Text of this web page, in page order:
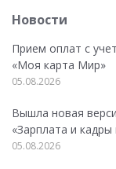
Новости
Прием оплат с
«Моя карта Мир»
05.08.2026
Вышла новая
«Зарплата и
05.08.2026